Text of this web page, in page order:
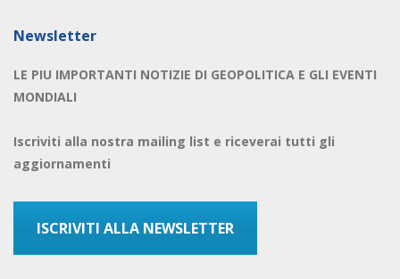
Newsletter
LE PIU IMPORTANTI NOTIZIE DI GEOPOLITICA E GLI EVENTI
MONDIALI
Iscriviti alla nostra mailing list e riceverai tutti gli
aggiornamenti
ISCRIVITI ALLA NEWSLETTER